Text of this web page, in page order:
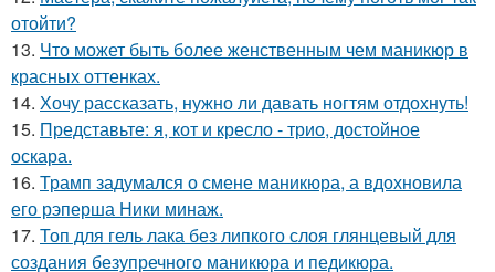
отойти?
13. Что может быть более женственным чем маникюр в
красных оттенках.
14. Хочу рассказать, нужно ли давать ногтям отдохнуть!
15. Представьте: я, кот и кресло - трио, достойное
оскара.
16. Трамп задумался о смене маникюра, а вдохновила
его рэперша Ники минаж.
17. Топ для гель лака без липкого слоя глянцевый для
создания безупречного маникюра и педикюра.